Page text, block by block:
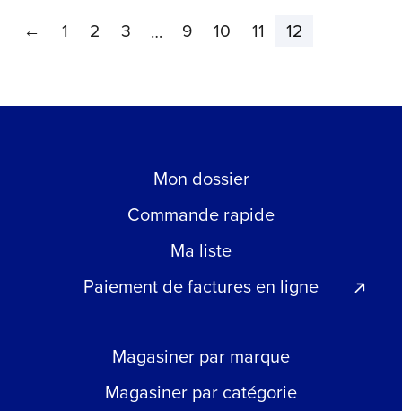
← 1 2 3 … 9 10 11 12
Mon dossier
Commande rapide
Ma liste
Paiement de factures en ligne
Magasiner par marque
Magasiner par catégorie